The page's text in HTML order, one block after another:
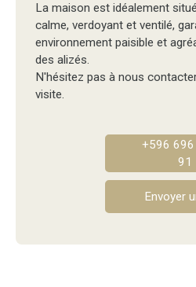
La maison est idéalement
calme, verdoyant et ventilé,
environnement paisible et
des alizés.
N'hésitez pas à nous
visite.
+596
91
Envoyer